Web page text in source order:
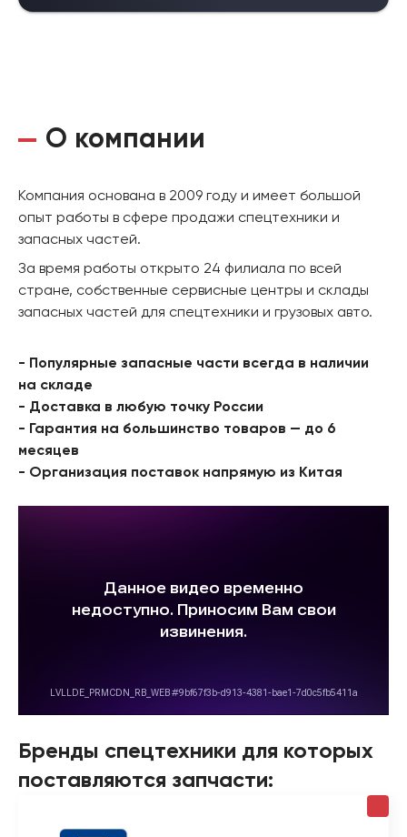
О компании
Компания основана в 2009 году и имеет большой
опыт работы в сфере продажи спецтехники и
запасных частей.
За время работы открыто 24 филиала по всей
стране, собственные сервисные центры и склады
запасных частей для спецтехники и грузовых авто.
- Популярные запасные части всегда в наличии
на складе
- Доставка в любую точку России
- Гарантия на большинство товаров — до 6
месяцев
- Организация поставок напрямую из Китая
Бренды спецтехники для которых
поставляются запчасти: